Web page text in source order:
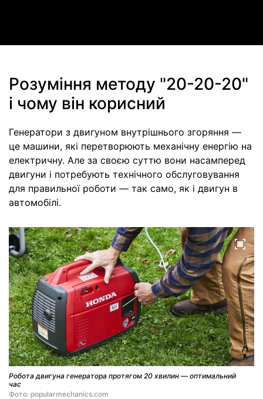
Розуміння методу "20-20-20"
і чому він корисний
Генератори з двигуном внутрішнього згоряння —
це машини, які перетворюють механічну енергію на
електричну. Але за своєю суттю вони насамперед
двигуни і потребують технічного обслуговування
для правильної роботи — так само, як і двигун в
автомобілі.
Робота двигуна генератора протягом 20 хвилин — оптимальний
час
Фото: popularmechanics.com